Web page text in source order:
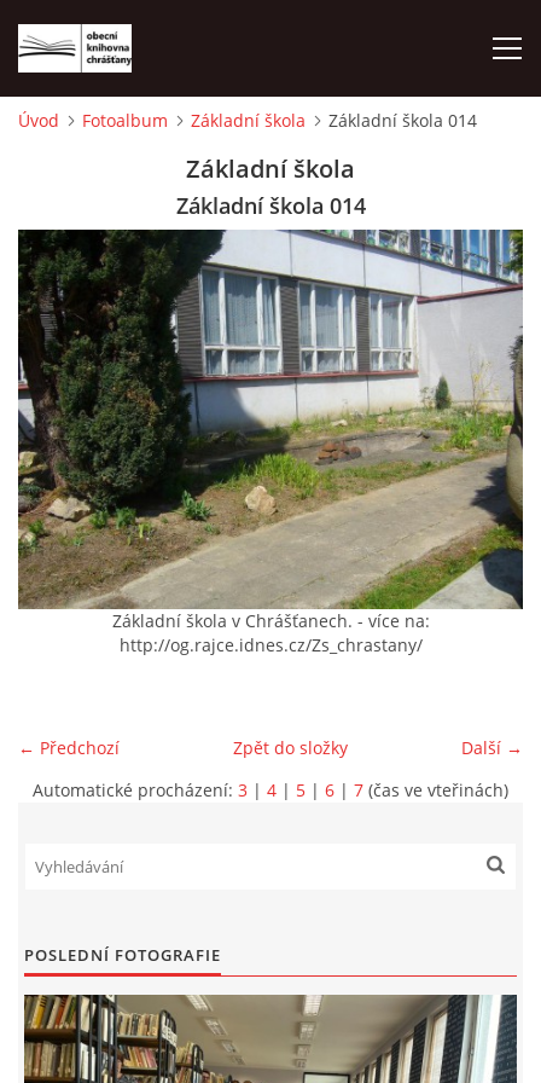
VÝPŮJČNÍ DOBA
KONTAKTY
ON-LINE KATALOG
WEBOVÁ KAMERA
VIDEA Z DRONU
"KNIHOBUDKY"
PROJEKT FLYNN "KNIHOVNA" CARSEN
E-KNIHY DO KAŽDÉ KNIHOVNY
GRANTY A DOTACE
Úvod Fotoalbum Základní škola Základní škola 014
Základní škola
Základní škola 014
Základní škola v Chrášťanech. - více na:
http://og.rajce.idnes.cz/Zs_chrastany/
← Předchozí Další →
Zpět do složky
Automatické procházení: 3 | 4 | 5 | 6 | 7 (čas ve vteřinách)
POSLEDNÍ FOTOGRAFIE